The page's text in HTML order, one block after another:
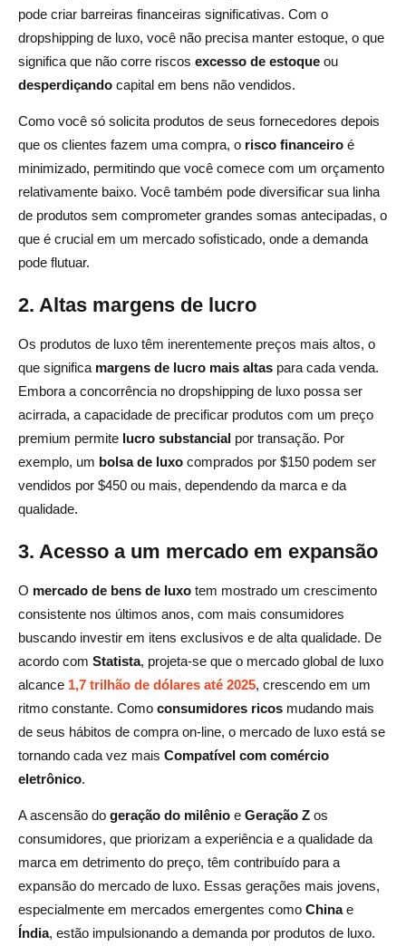
pode criar barreiras financeiras significativas. Com o
dropshipping de luxo, você não precisa manter estoque, o que
significa que não corre riscos excesso de estoque ou
desperdiçando capital em bens não vendidos.
Como você só solicita produtos de seus fornecedores depois
que os clientes fazem uma compra, o risco financeiro é
minimizado, permitindo que você comece com um orçamento
relativamente baixo. Você também pode diversificar sua linha
de produtos sem comprometer grandes somas antecipadas, o
que é crucial em um mercado sofisticado, onde a demanda
pode flutuar.
2. Altas margens de lucro
Os produtos de luxo têm inerentemente preços mais altos, o
que significa margens de lucro mais altas para cada venda.
Embora a concorrência no dropshipping de luxo possa ser
acirrada, a capacidade de precificar produtos com um preço
premium permite lucro substancial por transação. Por
exemplo, um bolsa de luxo comprados por $150 podem ser
vendidos por $450 ou mais, dependendo da marca e da
qualidade.
3. Acesso a um mercado em expansão
O mercado de bens de luxo tem mostrado um crescimento
consistente nos últimos anos, com mais consumidores
buscando investir em itens exclusivos e de alta qualidade. De
acordo com Statista, projeta-se que o mercado global de luxo
alcance 1,7 trilhão de dólares até 2025, crescendo em um
ritmo constante. Como consumidores ricos mudando mais
de seus hábitos de compra on-line, o mercado de luxo está se
tornando cada vez mais Compatível com comércio
eletrônico.
A ascensão do geração do milênio e Geração Z os
consumidores, que priorizam a experiência e a qualidade da
marca em detrimento do preço, têm contribuído para a
expansão do mercado de luxo. Essas gerações mais jovens,
especialmente em mercados emergentes como Chinae
Índia, estão impulsionando a demanda por produtos de luxo.